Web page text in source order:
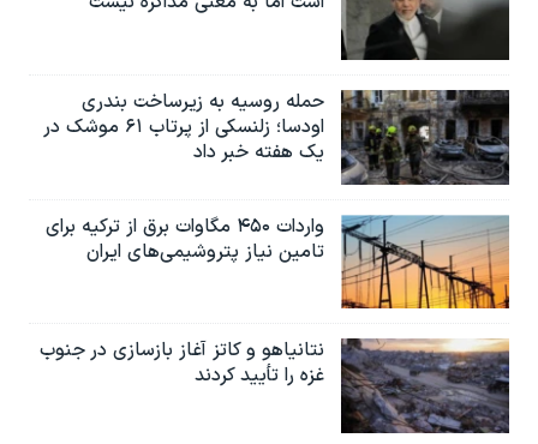
حمله روسیه به زیرساخت بندری
اودسا؛ زلنسکی از پرتاب ۶۱ موشک در
یک هفته خبر داد
واردات ۴۵۰ مگاوات برق از ترکیه برای
تامین نیاز پتروشیمی‌های ایران
نتانیاهو و کاتز آغاز بازسازی در جنوب
غزه را تأیید کردند